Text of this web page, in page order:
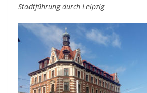
Stadtführung durch Leipzig